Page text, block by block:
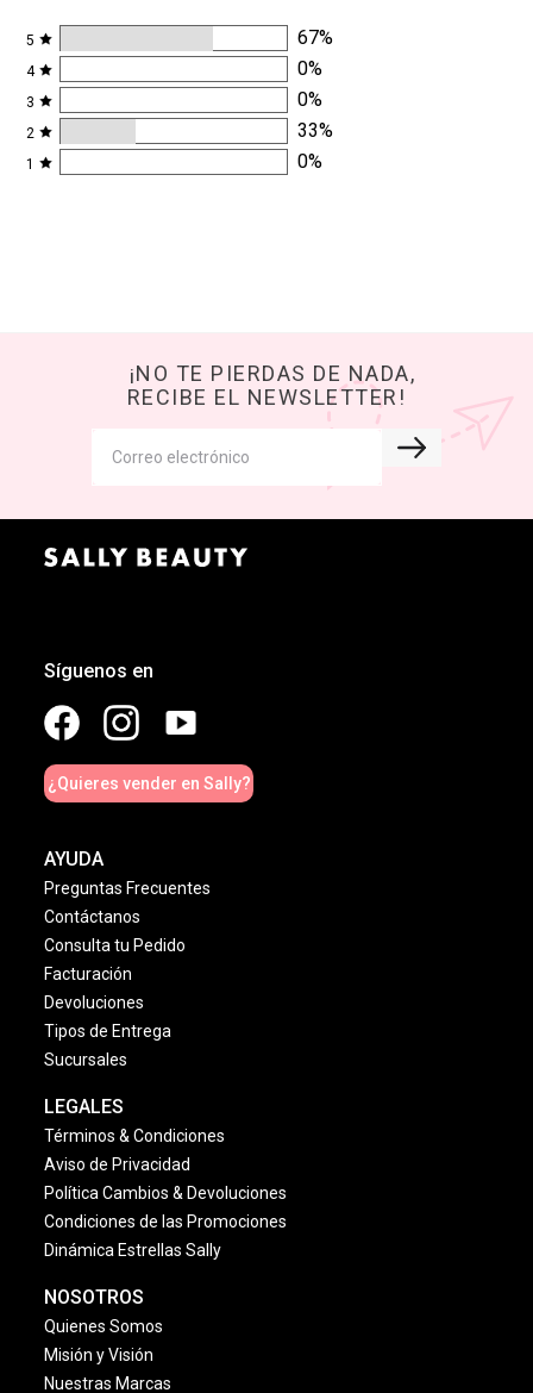
5 67%
4 0%
3 0%
2 33%
1 0%
¡NO TE PIERDAS DE NADA,
RECIBE EL NEWSLETTER!
Síguenos en
¿Quieres vender en Sally?
AYUDA
Preguntas Frecuentes
Contáctanos
Consulta tu Pedido
Facturación
Devoluciones
Tipos de Entrega
Sucursales
LEGALES
Términos & Condiciones
Aviso de Privacidad
Política Cambios & Devoluciones
Condiciones de las Promociones
Dinámica Estrellas Sally
NOSOTROS
Quienes Somos
Misión y Visión
Nuestras Marcas